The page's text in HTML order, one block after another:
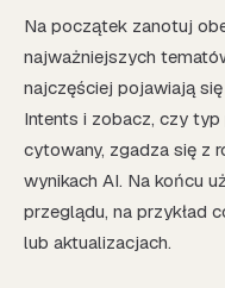
Na początek zanotuj
najważniejszych
najczęściej pojawiają
Intents i zobacz, czy
cytowany, zgadza się z
wynikach AI. Na końcu
przeglądu, na przykład
lub aktualizacjach.